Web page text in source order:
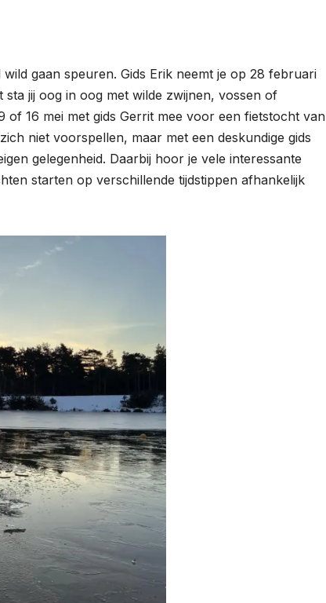
gaan speuren. Gids Erik neemt je op 28 februari
jij oog in oog met wilde zwijnen, vossen of
16 mei met gids Gerrit mee voor een fietstocht van
niet voorspellen, maar met een deskundige gids
gelegenheid. Daarbij hoor je vele interessante
starten op verschillende tijdstippen afhankelijk